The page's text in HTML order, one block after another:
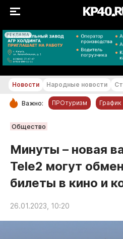
РЕКЛАМА
РУБРИКИ
Новости компаний
Статьи
Народные новости
Авто и транспорт
Благоустройство
Новости Народные новости
Важно: ПРОтуризм
Общество
Минуты – новая
Tele2 могут
билеты в кино и
26.01.2023, 10:20